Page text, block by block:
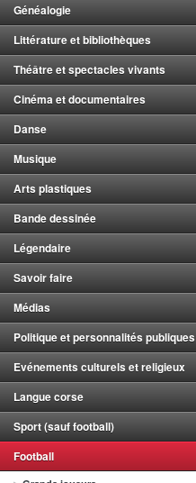
Généalogie
Littérature et bibliothèques
Théâtre et spectacles vivants
Cinéma et documentaires
Danse
Musique
Arts plastiques
Bande dessinée
Légendaire
Savoir faire
Médias
Politique et personnalités publiques
Evénements culturels et religieux
Langue corse
Sport (sauf football)
Football